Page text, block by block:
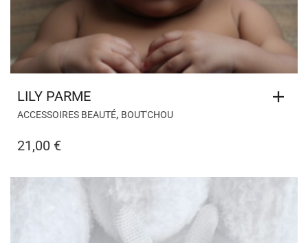
LILY PARME
ACCESSOIRES BEAUTÉ, BOUT'CHOU
21,00 €